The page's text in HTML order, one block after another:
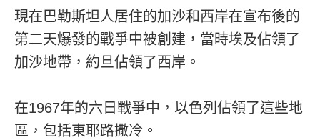
現在巴勒斯坦人居住的加沙和西岸在宣布後的
第二天爆發的戰爭中被創建，當時埃及佔領了
加沙地帶，約旦佔領了西岸。
在1967年的六日戰爭中，以色列佔領了這些地
區，包括東耶路撒冷。